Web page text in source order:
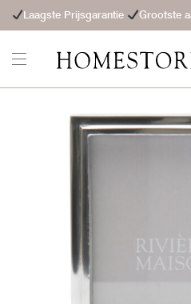
Laagste Prijsgarantie Grootste